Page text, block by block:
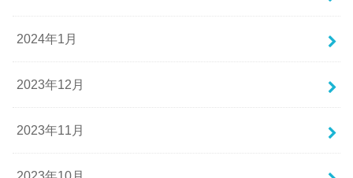
2024年1月
2023年12月
2023年11月